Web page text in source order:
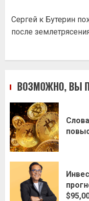
Сергей к Бутерин
после
ВОЗМОЖНО, ВЫ